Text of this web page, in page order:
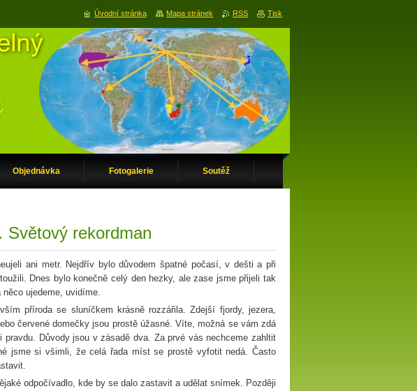
Objednávka Fotogalerie Soutěž
rekordman
ani metr. Nejdřív bylo důvodem špatné počasí, v dešti a při
Dnes bylo konečně celý den hezky, ale zase jsme přijeli tak
ujedeme, uvidíme.
příroda se sluníčkem krásně rozzářila. Zdejší fjordy, jezera,
červené domečky jsou prostě úžasné. Víte, možná se vám zdá
Důvody jsou v zásadě dva. Za prvé vás nechceme zahltit
jsme si všimli, že celá řada míst se prostě vyfotit nedá. Často
odpočívadlo, kde by se dalo zastavit a udělat snímek. Později
Úvodní stránka Mapa stránek RSS Tisk